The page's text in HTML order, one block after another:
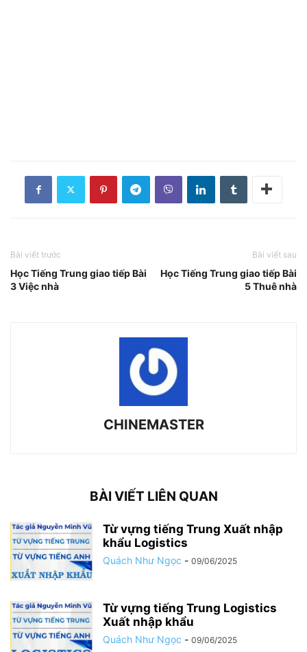
Bài viết trước
Học Tiếng Trung giao tiếp Bài
3 Việc nhà
Bài viết sau
Học Tiếng Trung giao tiếp Bài
5 Thuê nhà
CHINEMASTER
BÀI VIẾT LIÊN QUAN
Từ vựng tiếng Trung Xuất nhập
khẩu Logistics
Quách Như Ngọc - 09/06/2025
Từ vựng tiếng Trung Logistics
Xuất nhập khẩu
Quách Như Ngọc - 09/06/2025